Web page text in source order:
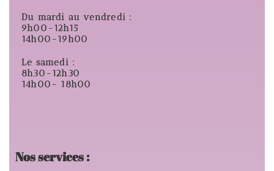
Du mardi au vendredi :
9h00-12h15
14h00-19h00
Le samedi :
8h30-12h30
14h00- 18h00
Nos services :